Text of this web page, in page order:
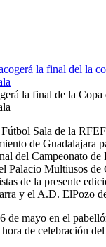
la final de la Copa
Sala de la
de Guadalajara
del Campeonato de
Palacio Multiusos de
de la presente
y el A.D. ElPozo
de mayo en el
de celebración